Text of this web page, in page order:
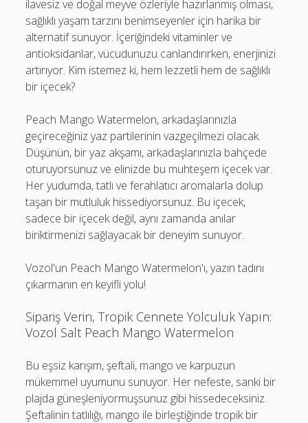
ilavesiz ve doğal meyve özleriyle hazırlanmış olması,
sağlıklı yaşam tarzını benimseyenler için harika bir
alternatif sunuyor. İçeriğindeki vitaminler ve
antioksidanlar, vücudunuzu canlandırırken, enerjinizi
artırıyor. Kim istemez ki, hem lezzetli hem de sağlıklı
bir içecek?
Peach Mango Watermelon, arkadaşlarınızla
geçireceğiniz yaz partilerinin vazgeçilmezi olacak.
Düşünün, bir yaz akşamı, arkadaşlarınızla bahçede
oturuyorsunuz ve elinizde bu muhteşem içecek var.
Her yudumda, tatlı ve ferahlatıcı aromalarla dolup
taşan bir mutluluk hissediyorsunuz. Bu içecek,
sadece bir içecek değil, aynı zamanda anılar
biriktirmenizi sağlayacak bir deneyim sunuyor.
Vozol'un Peach Mango Watermelon'ı, yazın tadını
çıkarmanın en keyifli yolu!
Sipariş Verin, Tropik Cennete Yolculuk Yapın:
Vozol Salt Peach Mango Watermelon
Bu eşsiz karışım, şeftali, mango ve karpuzun
mükemmel uyumunu sunuyor. Her nefeste, sanki bir
plajda güneşleniyormuşsunuz gibi hissedeceksiniz.
Şeftalinin tatlılığı, mango ile birleştiğinde tropik bir